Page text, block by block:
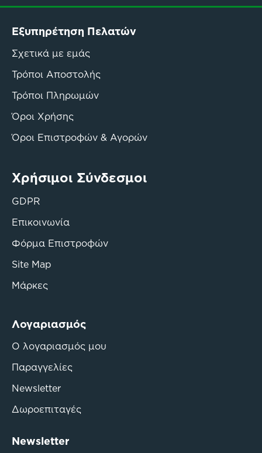
Εξυπηρέτηση Πελατών
Σχετικά με εμάς
Τρόποι Αποστολής
Τρόποι Πληρωμών
Όροι Χρήσης
Όροι Επιστροφών & Αγορών
Χρήσιμοι Σύνδεσμοι
GDPR
Επικοινωνία
Φόρμα Επιστροφών
Site Map
Μάρκες
Λογαριασμός
Ο λογαριασμός μου
Παραγγελίες
Newsletter
Δωροεπιταγές
Newsletter